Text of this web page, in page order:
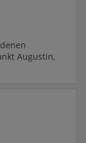
Augustin,